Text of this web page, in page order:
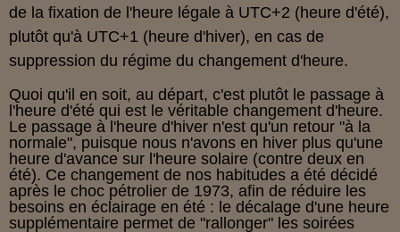
de la fixation de l'heure légale à UTC+2 (heure d'été),
plutôt qu'à UTC+1 (heure d'hiver), en cas de
suppression du régime du changement d'heure.
Quoi qu'il en soit, au départ, c'est plutôt le passage à
l'heure d'été qui est le véritable changement d'heure.
Le passage à l'heure d'hiver n'est qu'un retour "à la
normale", puisque nous n'avons en hiver plus qu'une
heure d'avance sur l'heure solaire (contre deux en
été). Ce changement de nos habitudes a été décidé
après le choc pétrolier de 1973, afin de réduire les
besoins en éclairage en été : le décalage d'une heure
supplémentaire permet de "rallonger" les soirées